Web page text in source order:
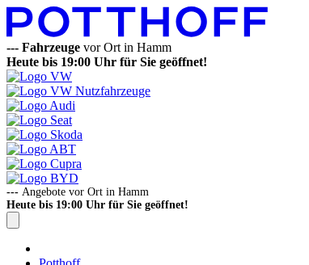
--- Fahrzeuge vor Ort in Hamm
Heute bis 19:00 Uhr für Sie geöffnet!
--- Angebote vor Ort in Hamm
Heute bis 19:00 Uhr für Sie geöffnet!